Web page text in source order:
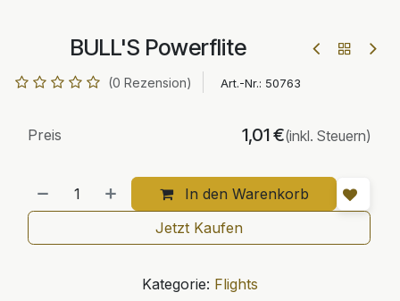
BULL'S Powerflite
(0 Rezension) Art.-Nr.: 50763
In den Warenkorb
Preis 1,01€(inkl. Steuern)
Jetzt Kaufen
Kategorie: Flights